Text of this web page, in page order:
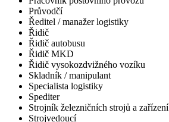
Průvodčí
Ředitel / manažer logistiky
Řidič
Řidič autobusu
Řidič MKD
Řidič vysokozdvižného vozíku
Skladník / manipulant
Specialista logistiky
Spediter
Strojník železničních strojů a zařízení
Strojvedoucí